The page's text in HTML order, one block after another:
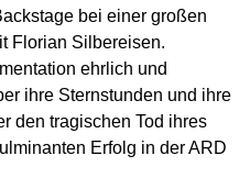
bei einer großen
Florian Silbereisen.
ehrlich und
ihre Sternstunden und ihre
den tragischen Tod ihres
Erfolg in der ARD